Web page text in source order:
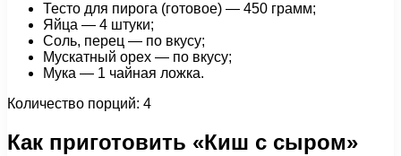
Тесто для пирога (готовое) — 450 грамм;
Яйца — 4 штуки;
Соль, перец — по вкусу;
Мускатный орех — по вкусу;
Мука — 1 чайная ложка.
Количество порций: 4
Как приготовить «Киш с сыром»